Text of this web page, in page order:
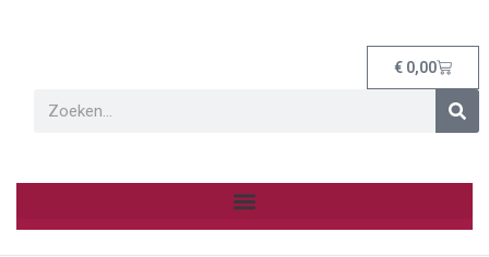
€ 0,00